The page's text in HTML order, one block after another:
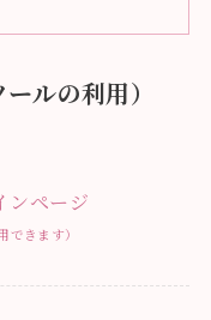
ルの利用）
ンページ
できます）